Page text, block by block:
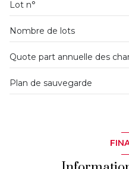
13 étage(s)
ascenseur
Lot n°
Nombre de lots
Quote part annuelle des
Plan de sauvegarde